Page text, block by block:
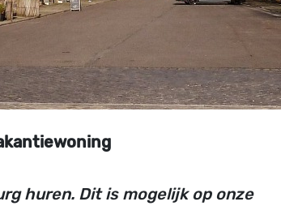
huren. Dit is mogelijk op onze